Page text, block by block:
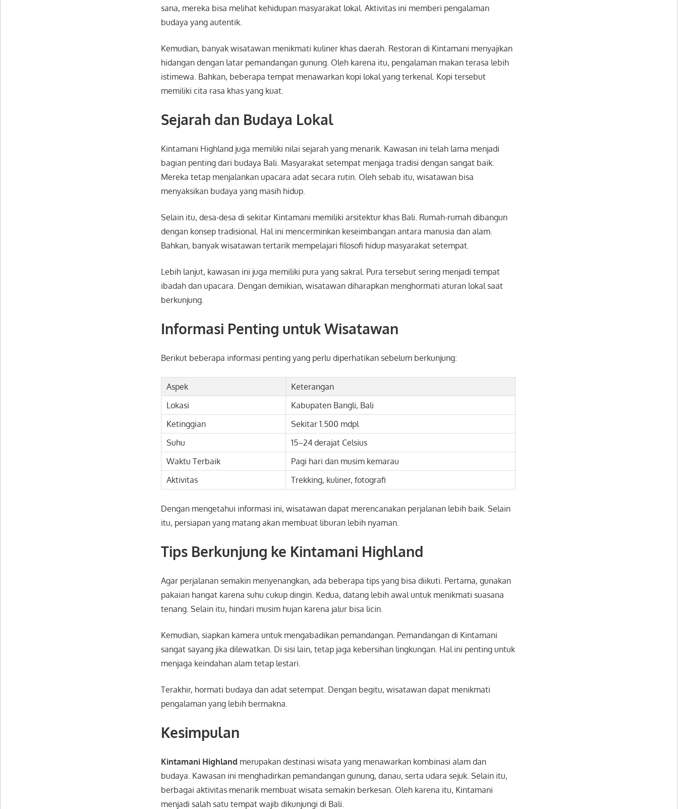
sana, mereka bisa melihat kehidupan masyarakat lokal. Aktivitas ini memberi pengalaman
budaya yang autentik.
Kemudian, banyak wisatawan menikmati kuliner khas daerah. Restoran di Kintamani menyajikan
hidangan dengan latar pemandangan gunung. Oleh karena itu, pengalaman makan terasa lebih
istimewa. Bahkan, beberapa tempat menawarkan kopi lokal yang terkenal. Kopi tersebut
memiliki cita rasa khas yang kuat.
Sejarah dan Budaya Lokal
Kintamani Highland juga memiliki nilai sejarah yang menarik. Kawasan ini telah lama menjadi
bagian penting dari budaya Bali. Masyarakat setempat menjaga tradisi dengan sangat baik.
Mereka tetap menjalankan upacara adat secara rutin. Oleh sebab itu, wisatawan bisa
menyaksikan budaya yang masih hidup.
Selain itu, desa-desa di sekitar Kintamani memiliki arsitektur khas Bali. Rumah-rumah dibangun
dengan konsep tradisional. Hal ini mencerminkan keseimbangan antara manusia dan alam.
Bahkan, banyak wisatawan tertarik mempelajari filosofi hidup masyarakat setempat.
Lebih lanjut, kawasan ini juga memiliki pura yang sakral. Pura tersebut sering menjadi tempat
ibadah dan upacara. Dengan demikian, wisatawan diharapkan menghormati aturan lokal saat
berkunjung.
Informasi Penting untuk Wisatawan
Berikut beberapa informasi penting yang perlu diperhatikan sebelum berkunjung:
Aspek
Keterangan
Lokasi
Kabupaten Bangli, Bali
Ketinggian
Sekitar 1.500 mdpl
Suhu
15–24 derajat Celsius
Waktu Terbaik
Pagi hari dan musim kemarau
Aktivitas
Trekking, kuliner, fotografi
Dengan mengetahui informasi ini, wisatawan dapat merencanakan perjalanan lebih baik. Selain
itu, persiapan yang matang akan membuat liburan lebih nyaman.
Tips Berkunjung ke Kintamani Highland
Agar perjalanan semakin menyenangkan, ada beberapa tips yang bisa diikuti. Pertama, gunakan
pakaian hangat karena suhu cukup dingin. Kedua, datang lebih awal untuk menikmati suasana
tenang. Selain itu, hindari musim hujan karena jalur bisa licin.
Kemudian, siapkan kamera untuk mengabadikan pemandangan. Pemandangan di Kintamani
sangat sayang jika dilewatkan. Di sisi lain, tetap jaga kebersihan lingkungan. Hal ini penting untuk
menjaga keindahan alam tetap lestari.
Terakhir, hormati budaya dan adat setempat. Dengan begitu, wisatawan dapat menikmati
pengalaman yang lebih bermakna.
Kesimpulan
Kintamani Highland merupakan destinasi wisata yang menawarkan kombinasi alam dan
budaya. Kawasan ini menghadirkan pemandangan gunung, danau, serta udara sejuk. Selain itu,
berbagai aktivitas menarik membuat wisata semakin berkesan. Oleh karena itu, Kintamani
menjadi salah satu tempat wajib dikunjungi di Bali.